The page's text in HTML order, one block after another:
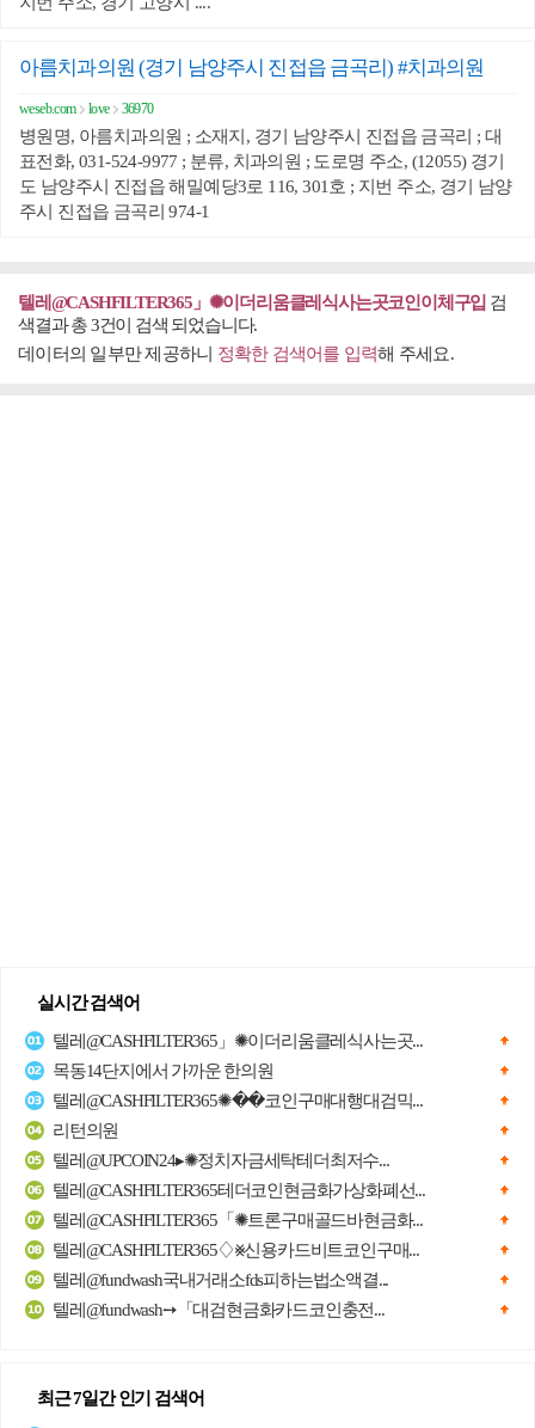
아름치과의원 (경기 남양주시 진접읍 금곡리) #치과의원
weseb.com love 36970
병원명, 아름치과의원 ; 소재지, 경기 남양주시 진접읍 금곡리 ; 대
표전화, 031-524-9977 ; 분류, 치과의원 ; 도로명 주소, (12055) 경기
도 남양주시 진접읍 해밀예당3로 116, 301호 ; 지번 주소, 경기 남양
주시 진접읍 금곡리 974-1
텔레@CASHFILTER365」✺이더리움클레식사는곳코인이체구입 검
색결과 총 3건이 검색 되었습니다.
데이터의 일부만 제공하니 정확한 검색어를 입력해 주세요.
실시간 검색어
텔레@CASHFILTER365」✺이더리움클레식사는곳...
목동14단지에서 가까운 한의원
텔레@CASHFILTER365✺��코인구매대행대검믹...
리턴의원
텔레@UPCOIN24▸✺정치자금세탁테더최저수...
텔레@CASHFILTER365테더코인현금화가상화폐선...
텔레@CASHFILTER365「✺트론구매골드바현금화...
텔레@CASHFILTER365♢⨳신용카드비트코인구매...
텔레@fundwash국내거래소fds피하는법소액결...
텔레@fundwash➙「대검현금화카드코인충전...
최근 7일간 인기 검색어